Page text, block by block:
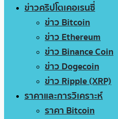
ข่าวคริปโตเคอเรนซี่
ข่าว Bitcoin
ข่าว Ethereum
ข่าว Binance Coin
ข่าว Dogecoin
ข่าว Ripple (XRP)
ราคาและการวิเคราะห์
ราคา Bitcoin